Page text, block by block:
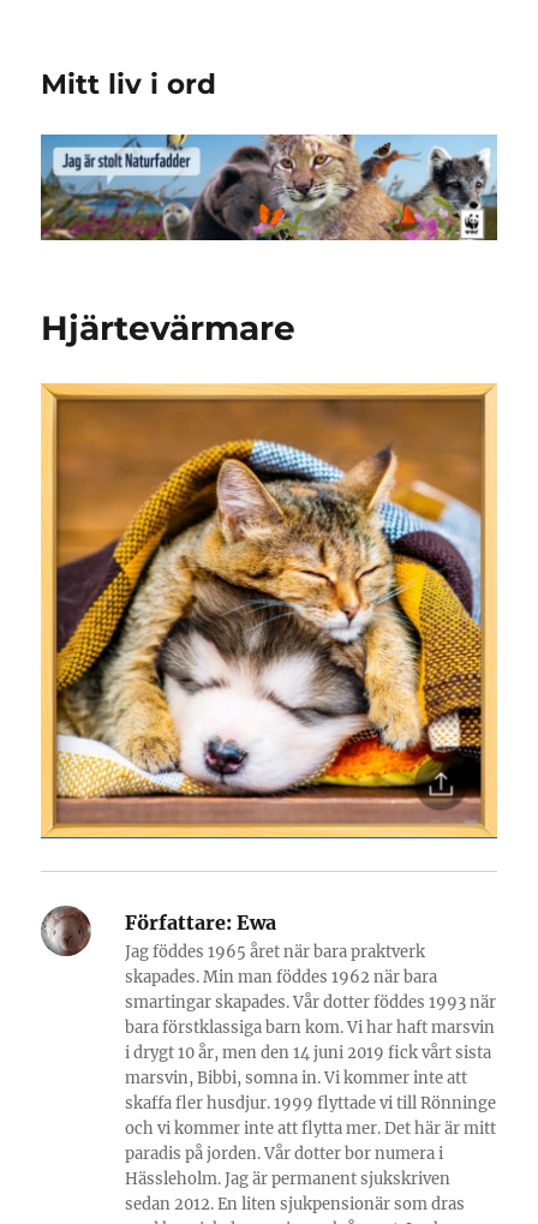
Mitt liv i ord
Hjärtevärmare
Författare: Ewa
Jag föddes 1965 året när bara praktverk
skapades. Min man föddes 1962 när bara
smartingar skapades. Vår dotter föddes 1993 när
bara förstklassiga barn kom. Vi har haft marsvin
i drygt 10 år, men den 14 juni 2019 fick vårt sista
marsvin, Bibbi, somna in. Vi kommer inte att
skaffa fler husdjur. 1999 flyttade vi till Rönninge
och vi kommer inte att flytta mer. Det här är mitt
paradis på jorden. Vår dotter bor numera i
Hässleholm. Jag är permanent sjukskriven
sedan 2012. En liten sjukpensionär som dras